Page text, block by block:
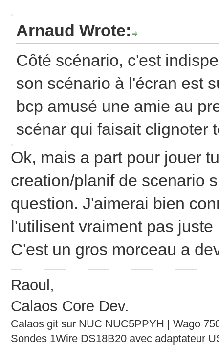
Arnaud Wrote:
Côté scénario, c'est
son scénario à l'écran est
bcp amusé une amie au
scénar qui faisait clignoter
Ok, mais a part pour jouer
creation/planif de scenario
question. J'aimerai bien
l'utilisent vraiment pas
C'est un gros morceau a
Raoul,
Calaos Core Dev.
Calaos git sur NUC NUC5PPYH | Wago
Sondes 1Wire DS18B20 avec adaptateur